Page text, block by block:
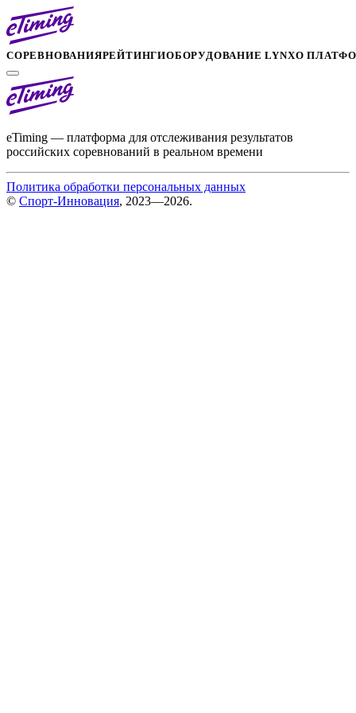
СОРЕВНОВАНИЯРЕЙТИНГИОБОРУДОВАНИЕ LYNXО
eTiming — платформа для отслеживания результатов
российских соревнований в реальном времени
Политика обработки персональных данных
© Спорт-Инновация, 2023—2026.